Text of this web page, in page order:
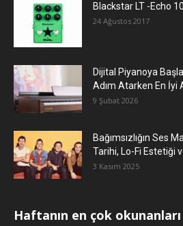
Blackstar LT -Echo
24 Ağustos 2017
Dijital Piyanoya
Adım Atarken En İyi
9 Şubat 2026
Bağımsızlığın Ses
Tarihi, Lo-Fi Estetiği
3 Kasım 2025
Haftanın en çok okunanları